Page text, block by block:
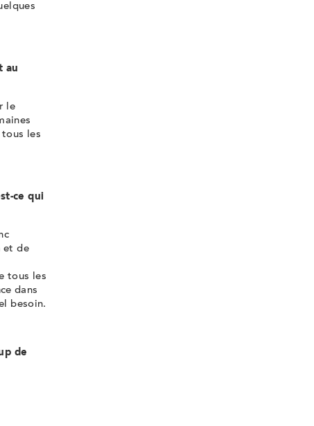
au
le
les
ce qui
et de
tous les
dans
besoin.
de